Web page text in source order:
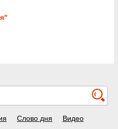
Слово дня Видео